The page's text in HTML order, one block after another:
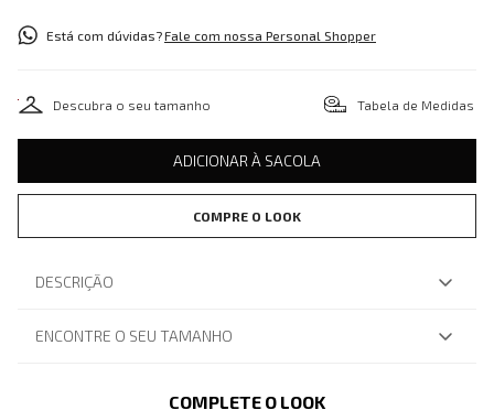
Está com dúvidas?Fale com nossa Personal Shopper
Descubra o seu tamanho Tabela de Medidas
ADICIONAR À SACOLA
COMPRE O LOOK
DESCRIÇÃO
ENCONTRE O SEU TAMANHO
COMPLETE O LOOK